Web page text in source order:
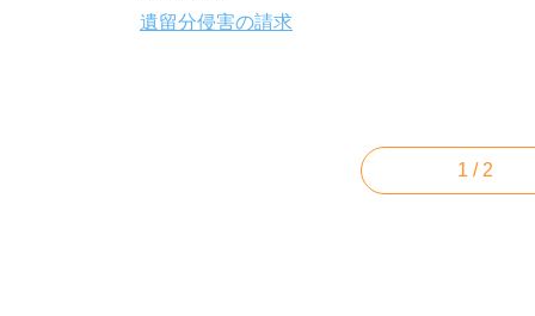
遺留分侵害の請求
1 / 2